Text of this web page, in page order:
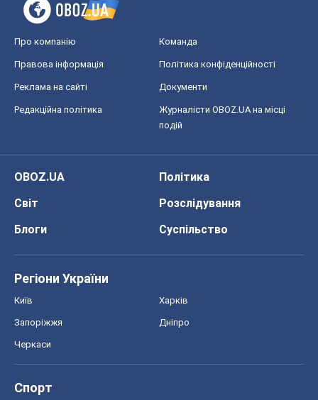
Про компанію Команда
Правова інформація Політика конфіденційності
Реклама на сайті Документи
Редакційна політика
Журналісти OBOZ.UA на місці
подій
OBOZ.UA
Політика
Світ
Розслідування
Блоги
Суспільство
Регіони України
Київ Харків
Запоріжжя Дніпро
Черкаси
Спорт